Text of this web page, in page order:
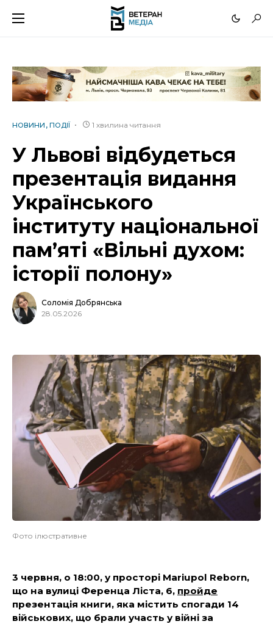
НОВИНИ ПОДІЇ 1 хвилина читання
У Львові відбудеться
презентація видання
Українського
інституту національної
пам’яті «Вільні духом:
історії полону»
Соломія Добрянська
28.05.2026
Фото ілюстративне
3 червня, о 18:00, у просторі Mariupol Reborn,
що на вулиці Ференца Ліста, 6, пройде
презентація книги, яка містить спогади 14
військових, що брали участь у війні за